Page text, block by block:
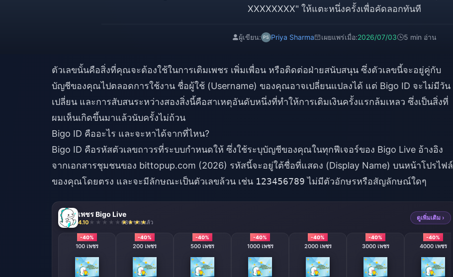
XXXXXXXX" ให้แตะหนึ่งครั้งเพื่อคัดลอกทันที
ผู้เขียน: Priya Sharma เผยแพร่เมื่อ:2026/07/03 5 min อ่าน
ตัวเลขนั้นคือสิ่งที่คุณจะต้องใช้ในการเติมเพชร เพิ่มเพื่อน หรือติดต่อฝ่ายสนับสนุน ซึ่งตัวเลขนี้จะอยู่คู่กับ
บัญชีของคุณไปตลอดการใช้งาน ชื่อผู้ใช้ (Username) ของคุณอาจเปลี่ยนแปลงได้ แต่ Bigo ID จะไม่มีวัน
เปลี่ยน และการสับสนระหว่างสองสิ่งนี้คือสาเหตุอันดับหนึ่งที่ทำให้การเติมเงินครั้งแรกล้มเหลว ซึ่งเป็นสิ่งที่
ผมเห็นเกิดขึ้นมาแล้วนับครั้งไม่ถ้วน
Bigo ID คืออะไร และจะหาได้จากที่ไหน?
Bigo ID คือรหัสตัวเลขถาวรที่ระบบกำหนดให้ ซึ่งใช้ระบุบัญชีของคุณในทุกฟีเจอร์ของ Bigo Live อ้างอิง
จากเอกสารชุมชนของ bittopup.com (2026) รหัสนี้จะอยู่ใต้ชื่อที่แสดง (Display Name) บนหน้าโปรไฟล์
ของคุณโดยตรง และจะมีลักษณะเป็นตัวเลขล้วน เช่น 123456789 ไม่มีตัวอักษรหรือสัญลักษณ์ใดๆ
เพชร Bigo Live
4.10 686 ขายแล้ว
ดูเพิ่มเติม ›
-40%
100 เพชร
-40%
200 เพชร
-40%
500 เพชร
-40%
1000 เพชร
-40%
2000 เพชร
-40%
3000 เพชร
-40%
4000 เพชร